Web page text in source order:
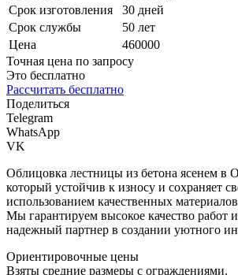
Срок изготовления
30 дней
Срок службы
50 лет
Цена
460000
Точная цена по запросу
Это бесплатно
Рассчитать бесплатно
Поделиться
Telegram
WhatsApp
VK
Облицовка лестницы из бетона ясенем в
который устойчив к износу и сохраняет
использованием качественных
Мы гарантируем высокое качество работ
надежный партнер в создании уютного
Ориентировочные цены
Взяты средние размеры с ограждениями.